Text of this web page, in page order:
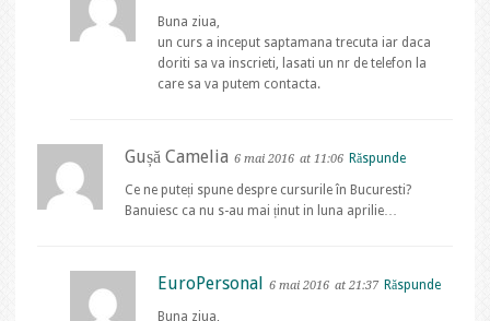
Buna ziua,
un curs a inceput saptamana trecuta iar daca
doriti sa va inscrieti, lasati un nr de telefon la
care sa va putem contacta.
Gușă Camelia 6 mai 2016 at 11:06 Răspunde
Ce ne puteți spune despre cursurile în Bucuresti?
Banuiesc ca nu s-au mai ținut in luna aprilie…
EuroPersonal 6 mai 2016 at 21:37 Răspunde
Buna ziua,